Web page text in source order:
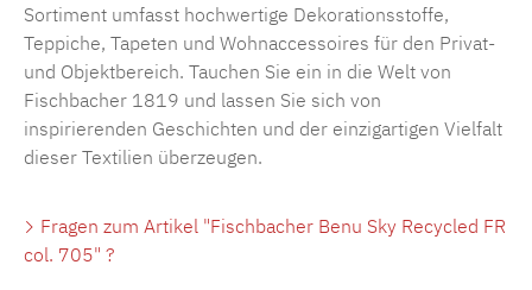
Sortiment umfasst hochwertige Dekorationsstoffe,
Teppiche, Tapeten und Wohnaccessoires für den Privat-
und Objektbereich. Tauchen Sie ein in die Welt von
Fischbacher 1819 und lassen Sie sich von
inspirierenden Geschichten und der einzigartigen Vielfalt
dieser Textilien überzeugen.
Fragen zum Artikel "Fischbacher Benu Sky Recycled FR
col. 705" ?